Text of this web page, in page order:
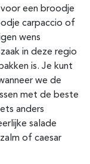
een broodje
carpaccio of
wens
in deze regio
is. Je kunt
we de
met de beste
anders
salade
of caesar